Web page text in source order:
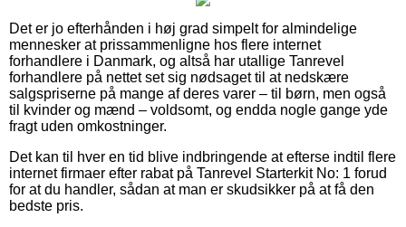
Det er jo efterhånden i høj grad simpelt for almindelige
mennesker at prissammenligne hos flere internet
forhandlere i Danmark, og altså har utallige Tanrevel
forhandlere på nettet set sig nødsaget til at nedskære
salgspriserne på mange af deres varer – til børn, men også
til kvinder og mænd – voldsomt, og endda nogle gange yde
fragt uden omkostninger.
Det kan til hver en tid blive indbringende at efterse indtil flere
internet firmaer efter rabat på Tanrevel Starterkit No: 1 forud
for at du handler, sådan at man er skudsikker på at få den
bedste pris.